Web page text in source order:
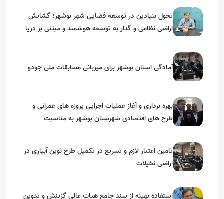
تحول بنیادین در توسعه فضایی شهر بوشهر؛ گشایش
اراضی نظامی و گذار به توسعه هوشمند و مبتنی بر دریا
آمادگی استان بوشهر برای میزبانی مسابقات ملی جودو
بهره برداری و آغاز عملیات اجرایی پروژه های عمرانی و
طرح های اقتصادی شهرستان بوشهر به مناسبت
تامین اعتبار لازم و تسریع در تکمیل طرح نوین آبیاری در
اراضی نخیلات
استفاده بهینه از سند جامع هیات عالی گزینش و‌ تدوین